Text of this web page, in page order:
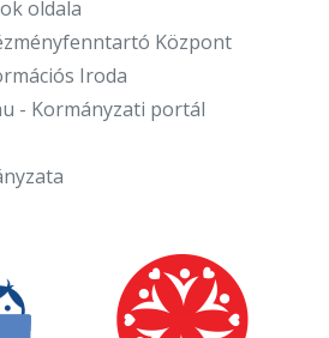
oldala
Központ
Iroda
- Kormányzati portál